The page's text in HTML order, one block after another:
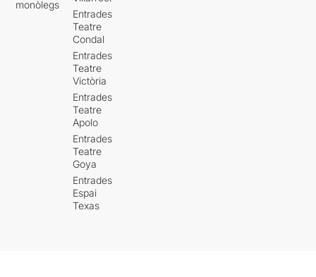
monòlegs
Entrades
Teatre
Condal
Entrades
Teatre
Victòria
Entrades
Teatre
Apolo
Entrades
Teatre
Goya
Entrades
Espai
Texas